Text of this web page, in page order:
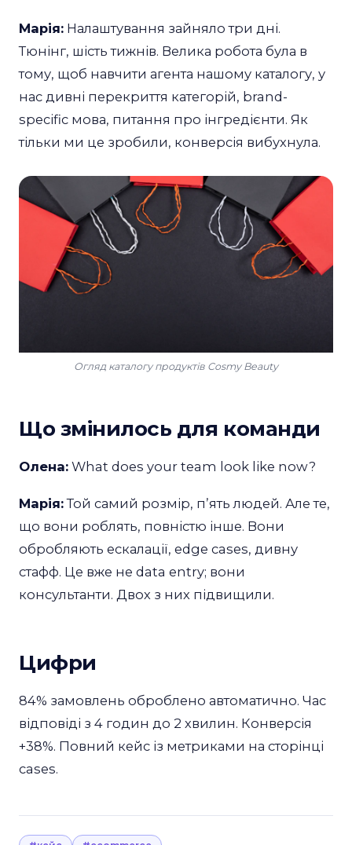
Марія: Налаштування зайняло три дні.
Тюнінг, шість тижнів. Велика робота була в
тому, щоб навчити агента нашому каталогу, у
нас дивні перекриття категорій, brand-
specific мова, питання про інгредієнти. Як
тільки ми це зробили, конверсія вибухнула.
Огляд каталогу продуктів Cosmy Beauty
Що змінилось для команди
Олена: What does your team look like now?
Марія:Той самий розмір, пʼять людей. Але те,
що вони роблять, повністю інше. Вони
обробляють ескалації, edge cases, дивну
стафф. Це вже не data entry; вони
консультанти. Двох з них підвищили.
Цифри
84% замовлень оброблено автоматично. Час
відповіді з 4 годин до 2 хвилин. Конверсія
+38%. Повний кейс із метриками на сторінці
cases.